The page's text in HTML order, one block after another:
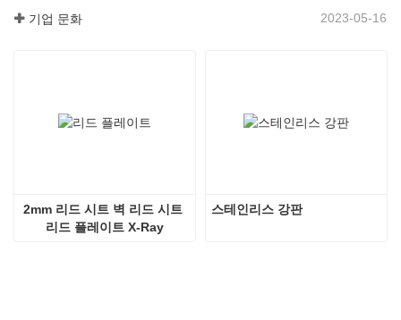
기업 문화 2023-05-16
2mm 리드 시트 벽 리드 시트
리드 플레이트 X-Ray
스테인리스 강판